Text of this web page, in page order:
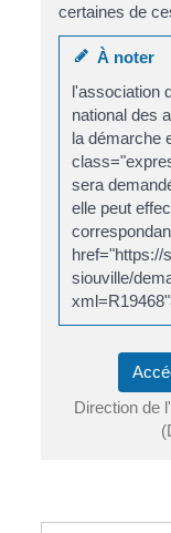
certaines de
À noter
l'association
national des
la démarche
sera
elle peut
href="https://
siouville/
Direction de